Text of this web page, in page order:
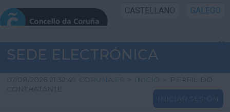
CASTELLANO GALEGO
INICIO SEDE
INICIO
INFORMACIÓN PÚBLICA
SEDE ELECTRÓNICA
07/08/2026 21:32:49 CORUNA.ES > INICIO > PERFIL DO
CONTRATANTE
INICIAR SESIÓN